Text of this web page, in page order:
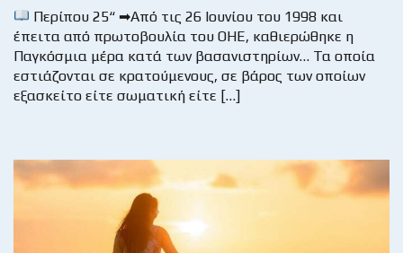
Περίπου 25“ ➡Από τις 26 Ιουνίου του 1998 και
έπειτα από πρωτοβουλία του ΟΗΕ, καθιερώθηκε η
Παγκόσμια μέρα κατά των βασανιστηρίων… Τα οποία
εστιάζονται σε κρατούμενους, σε βάρος των οποίων
εξασκείτο είτε σωματική είτε […]